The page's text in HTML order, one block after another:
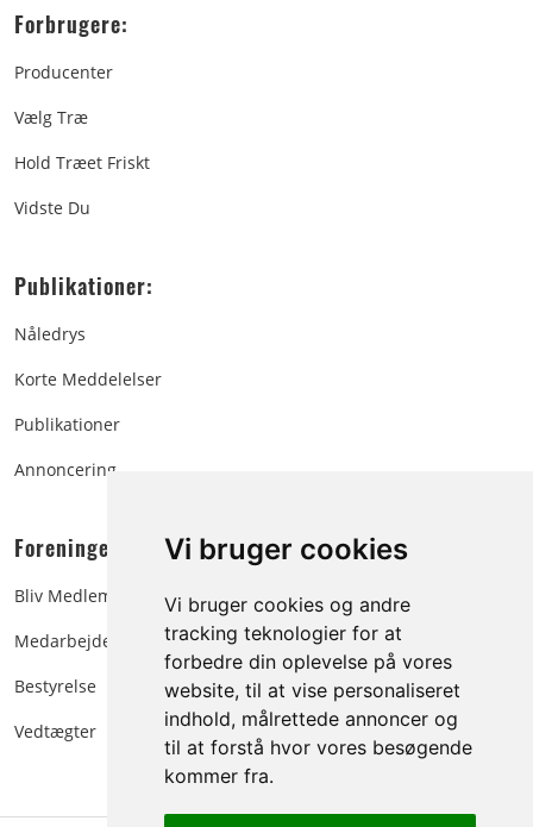
Vi bruger cookies
Vi bruger cookies og andre
tracking teknologier for at
forbedre din oplevelse på vores
website, til at vise personaliseret
indhold, målrettede annoncer og
til at forstå hvor vores besøgende
kommer fra.
Forbrugere:
Producenter
Vælg Træ
Hold Træet Friskt
Vidste Du
Publikationer:
Nåledrys
Korte Meddelelser
Publikationer
Annoncering
Foreningen:
Bliv Medlem
Medarbejdere
Bestyrelse
Vedtægter